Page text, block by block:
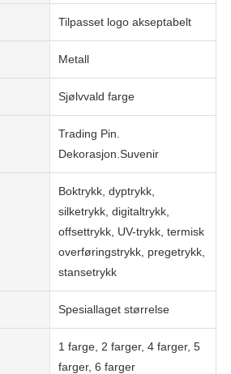
Tilpasset logo akseptabelt
Metall
Sjølvvald farge
Trading Pin.
Dekorasjon.Suvenir
Boktrykk, dyptrykk,
silketrykk, digitaltrykk,
offsettrykk, UV-trykk, termisk
overføringstrykk, pregetrykk,
stansetrykk
Spesiallaget størrelse
1 farge, 2 farger, 4 farger, 5
farger, 6 farger